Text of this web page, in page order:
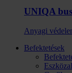
UNIQA
Anyagi
Befektetések